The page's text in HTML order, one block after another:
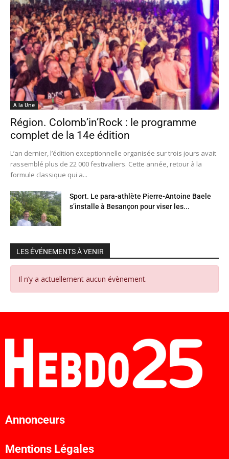
A la Une
Région. Colomb’in’Rock : le programme
complet de la 14e édition
L’an dernier, l’édition exceptionnelle organisée sur trois jours avait
rassemblé plus de 22 000 festivaliers. Cette année, retour à la
formule classique qui a...
Sport. Le para-athlète Pierre-Antoine Baele
s’installe à Besançon pour viser les...
LES ÉVÉNEMENTS À VENIR
Il n’y a actuellement aucun évènement.
Annonceurs
Mentions Légales